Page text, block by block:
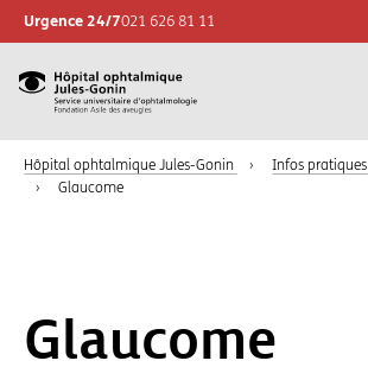
Urgence 24/7021 626 81 11
Hôpital
ophtalmique
Jules-
Gonin,
Fondation
Asile
Hôpital ophtalmique Jules-Gonin › Infos pratiques
›
Glaucome
Glaucome